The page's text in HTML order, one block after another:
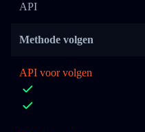
API
Methode volgen
API voor volgen